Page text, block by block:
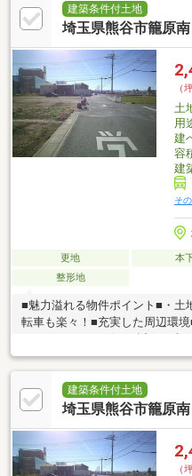
校まで徒歩19分、三尻中学校ま
リフォーム・お庭づくり、アパ
心誠意努力してまいります。
建築条件付土地
埼玉県熊谷市籠原
（
土
用
建
容
建
そ
更地 本
整形地
■魅力溢れる物件ポイント■・土
転車も楽々！■充実した周辺環
ング・銀行も徒歩圏内で生活に
通勤通学にも便利・三尻小学校
歩12分不動産から注文住宅・リ
ト・マンションのご紹介、さら
建築条件付土地
埼玉県熊谷市籠原
（